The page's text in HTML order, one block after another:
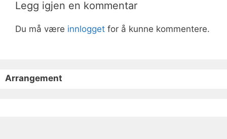
Legg igjen en kommentar
Du må være innlogget for å kunne kommentere.
Arrangement